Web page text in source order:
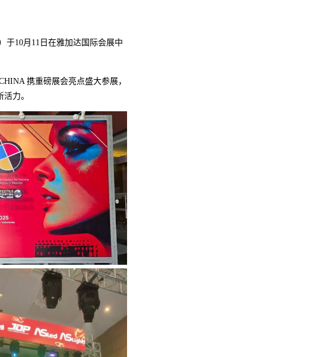
于10月11日在雅加达国际会展中
携重磅展会亮点盛大参展，
力。